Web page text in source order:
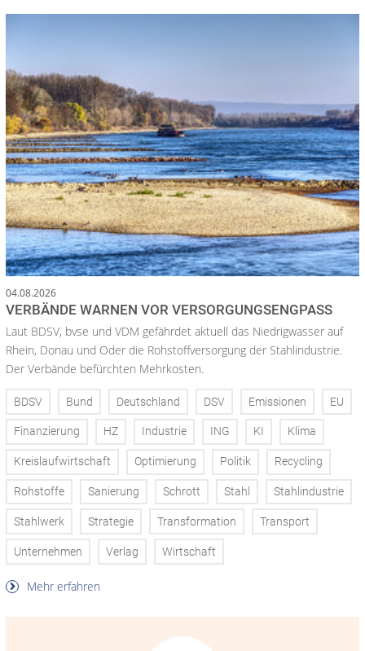
04.08.2026
VERBÄNDE WARNEN VOR VERSORGUNGSENGPASS
Laut BDSV, bvse und VDM gefährdet aktuell das Niedrigwasser auf
Rhein, Donau und Oder die Rohstoffversorgung der Stahlindustrie.
Der Verbände befürchten Mehrkosten.
BDSV Bund Deutschland DSV Emissionen EU
Finanzierung HZ Industrie ING KI Klima
Kreislaufwirtschaft Optimierung Politik Recycling
Rohstoffe Sanierung Schrott Stahl Stahlindustrie
Stahlwerk Strategie Transformation Transport
Unternehmen Verlag Wirtschaft
Mehr erfahren